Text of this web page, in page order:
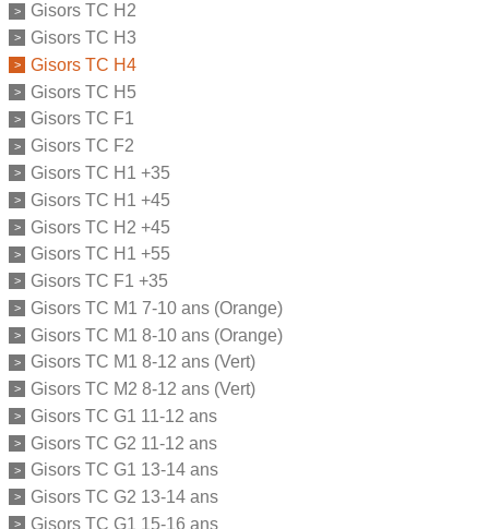
Gisors TC H2
Gisors TC H3
Gisors TC H4
Gisors TC H5
Gisors TC F1
Gisors TC F2
Gisors TC H1 +35
Gisors TC H1 +45
Gisors TC H2 +45
Gisors TC H1 +55
Gisors TC F1 +35
Gisors TC M1 7-10 ans (Orange)
Gisors TC M1 8-10 ans (Orange)
Gisors TC M1 8-12 ans (Vert)
Gisors TC M2 8-12 ans (Vert)
Gisors TC G1 11-12 ans
Gisors TC G2 11-12 ans
Gisors TC G1 13-14 ans
Gisors TC G2 13-14 ans
Gisors TC G1 15-16 ans